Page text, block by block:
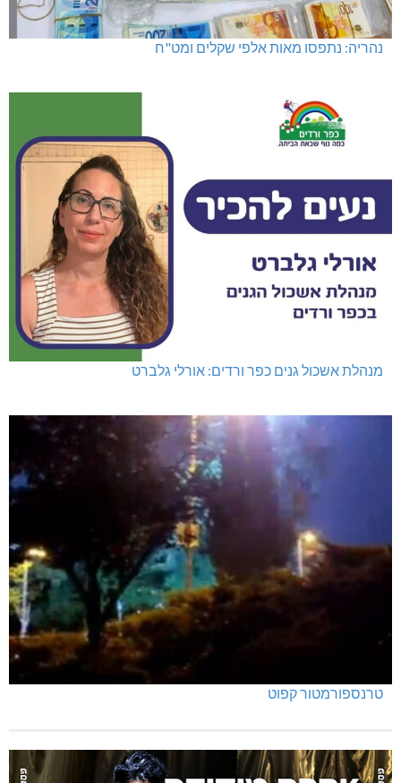
נהריה: נתפסו מאות אלפי שקלים ומט"ח
מנהלת אשכול גנים כפר ורדים: אורלי גלברט
טרנספורמטור קפוט